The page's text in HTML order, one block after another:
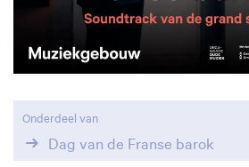
Onderdeel van
Dag van de Franse barok